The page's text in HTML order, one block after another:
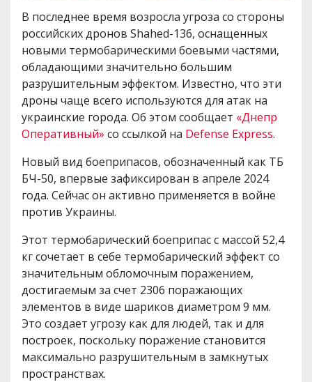
В последнее время возросла угроза со стороны
российских дронов Shahed-136, оснащенных
новыми термобарическими боевыми частями,
обладающими значительно большим
разрушительным эффектом. Известно, что эти
дроны чаще всего используются для атак на
украинские города. Об этом сообщает «Днепр
Оперативный» со ссылкой на Defense Express.
Новый вид боеприпасов, обозначенный как ТБ
БЧ-50, впервые зафиксирован в апреле 2024
года. Сейчас он активно применяется в войне
против Украины.
Этот термобарический боеприпас с массой 52,4
кг сочетает в себе термобарический эффект со
значительным обломочным поражением,
достигаемым за счет 2306 поражающих
элементов в виде шариков диаметром 9 мм.
Это создает угрозу как для людей, так и для
построек, поскольку поражение становится
максимально разрушительным в замкнутых
пространствах.